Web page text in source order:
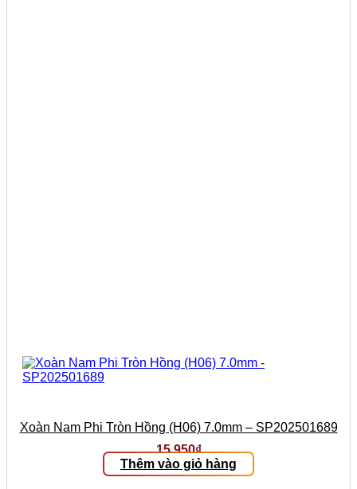
Xoàn Nam Phi Tròn Hồng (H06) 7.0mm – SP202501689
15.950₫
Thêm vào giỏ hàng